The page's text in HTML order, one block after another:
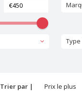
Type
Trier par |
Prix le plus